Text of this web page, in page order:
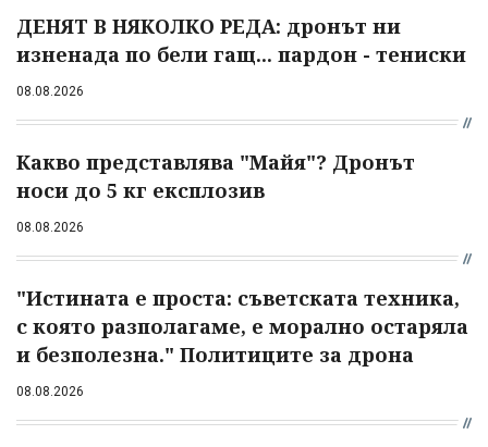
ДЕНЯТ В НЯКОЛКО РЕДА: дронът ни
изненада по бели гащ... пардон - тениски
08.08.2026
Какво представлява "Майя"? Дронът
носи до 5 кг експлозив
08.08.2026
"Истината е проста: съветската техника,
с която разполагаме, е морално остаряла
и безполезна." Политиците за дрона
08.08.2026